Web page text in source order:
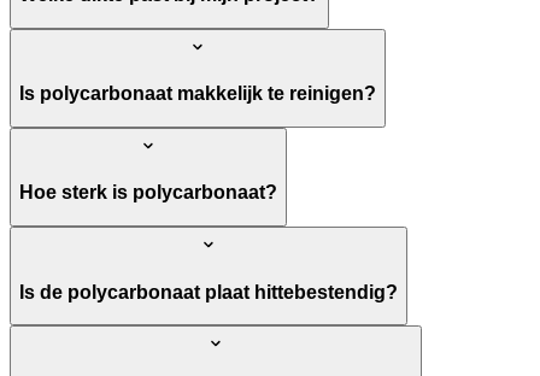
Is polycarbonaat makkelijk te reinigen?
Hoe sterk is polycarbonaat?
Is de polycarbonaat plaat hittebestendig?